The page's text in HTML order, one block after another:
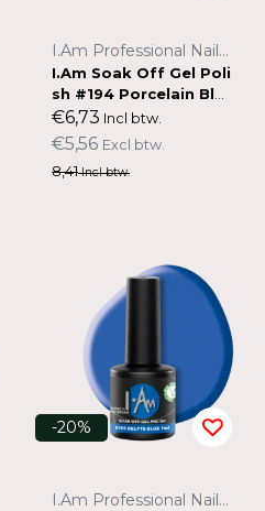
I.Am Professional Nail Systems
I.Am Soak Off Gel Poli
sh #194 Porcelain Blu
e (7ml)
€6,73 Incl btw.
€5,56 Excl btw.
8,41Incl btw.
-20%
I.Am Professional Nail Systems